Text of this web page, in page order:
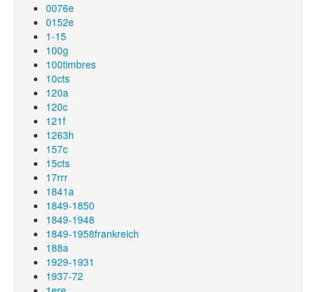
0076e
0152e
1-15
100g
100timbres
10cts
120a
120c
121f
1263h
157c
15cts
17rrr
1841a
1849-1850
1849-1948
1849-1958frankreich
188a
1929-1931
1937-72